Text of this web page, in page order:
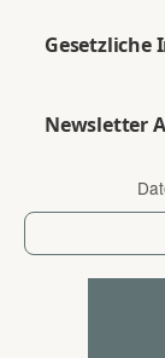
Gesetzliche
Newsletter